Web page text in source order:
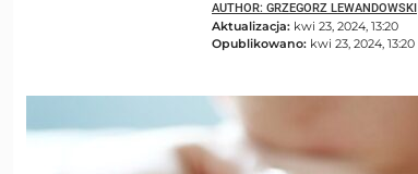
AUTHOR: GRZEGORZ LEWANDOWSKI
Aktualizacja: kwi 23, 2024, 13:20
Opublikowano: kwi 23, 2024, 13:20